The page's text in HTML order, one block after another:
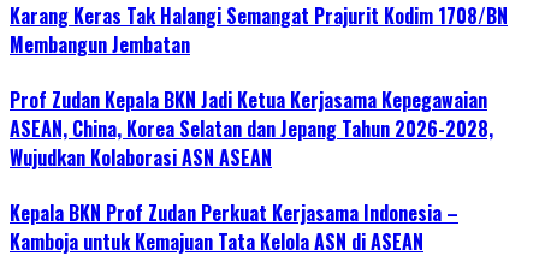
Karang Keras Tak Halangi Semangat Prajurit Kodim 1708/BN
Membangun Jembatan
Prof Zudan Kepala BKN Jadi Ketua Kerjasama Kepegawaian
ASEAN, China, Korea Selatan dan Jepang Tahun 2026-2028,
Wujudkan Kolaborasi ASN ASEAN
Kepala BKN Prof Zudan Perkuat Kerjasama Indonesia –
Kamboja untuk Kemajuan Tata Kelola ASN di ASEAN